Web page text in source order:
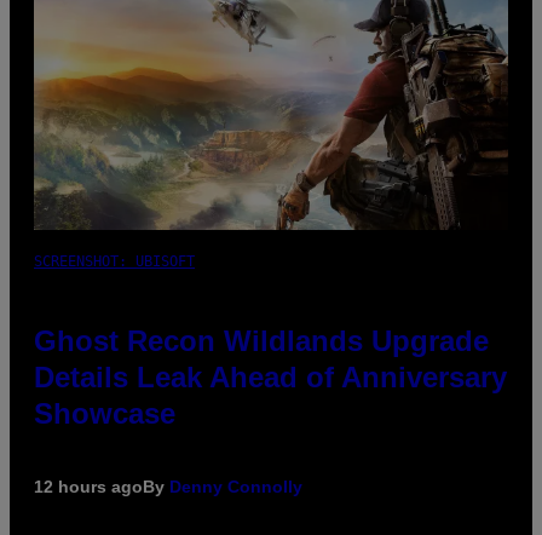
SCREENSHOT: UBISOFT
Ghost Recon Wildlands Upgrade
Details Leak Ahead of Anniversary
Showcase
12 hours agoBy Denny Connolly